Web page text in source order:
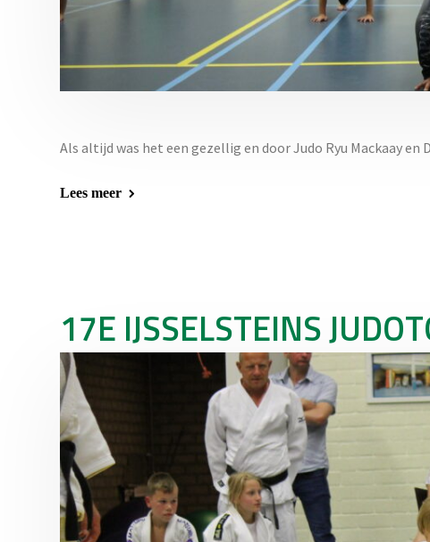
Als altijd was het een gezellig en door Judo Ryu Mackaay
Lees meer
17E IJSSELSTEINS